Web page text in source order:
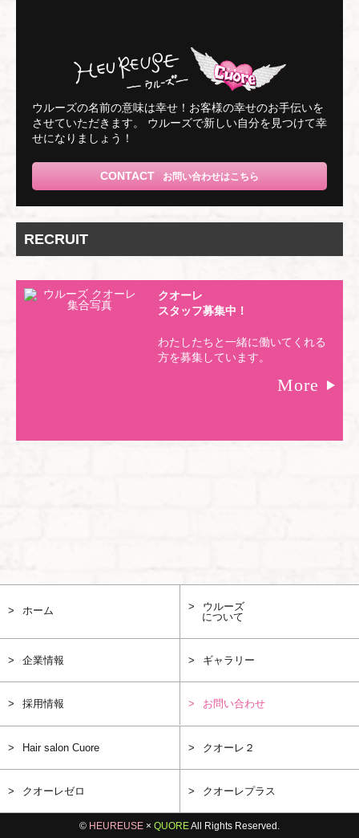
ウルーズの名前の意味は幸せ！お客様の幸せのお手伝いを
させていただきます。 ウルーズで新しい自分を見つけて幸
せになりましょう！
CONTACT お問い合わせはこちら
RECRUIT
クオーレ
スタッフ募集中！
わたしたちと一緒に働いてくれる
方を募集しています。
More
ホーム
ウルーズ
について
企業情報 ギャラリー
採用情報 お問い合わせ
Hair salon Cuore クオーレ２
クオーレゼロ クオーレプラス
© HEUREUSE × QUOREAll Rights Reserved.